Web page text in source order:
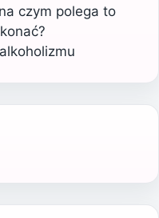
czym polega to